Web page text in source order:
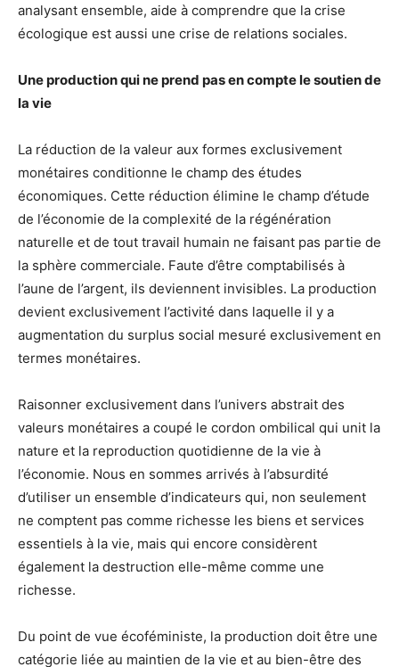
analysant ensemble, aide à comprendre que la crise
écologique est aussi une crise de relations sociales.
Une production qui ne prend pas en compte le soutien de
la vie
La réduction de la valeur aux formes exclusivement
monétaires conditionne le champ des études
économiques. Cette réduction élimine le champ d’étude
de l’économie de la complexité de la régénération
naturelle et de tout travail humain ne faisant pas partie de
la sphère commerciale. Faute d’être comptabilisés à
l’aune de l’argent, ils deviennent invisibles. La production
devient exclusivement l’activité dans laquelle il y a
augmentation du surplus social mesuré exclusivement en
termes monétaires.
Raisonner exclusivement dans l’univers abstrait des
valeurs monétaires a coupé le cordon ombilical qui unit la
nature et la reproduction quotidienne de la vie à
l’économie. Nous en sommes arrivés à l’absurdité
d’utiliser un ensemble d’indicateurs qui, non seulement
ne comptent pas comme richesse les biens et services
essentiels à la vie, mais qui encore considèrent
également la destruction elle-même comme une
richesse.
Du point de vue écoféministe, la production doit être une
catégorie liée au maintien de la vie et au bien-être des